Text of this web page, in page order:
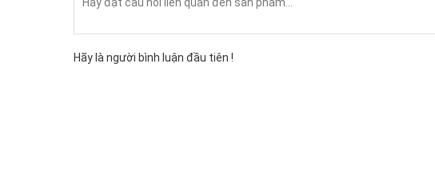
Hãy là người bình luận đầu tiên !